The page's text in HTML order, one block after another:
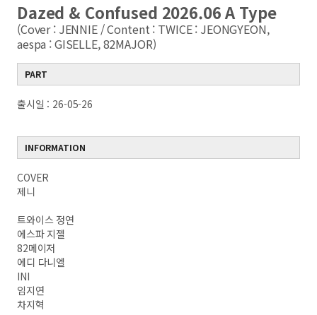
Dazed & Confused 2026.06 A Type
(Cover : JENNIE / Content : TWICE : JEONGYEON,
aespa : GISELLE, 82MAJOR)
PART
출시일 : 26-05-26
INFORMATION
COVER
제니
트와이스 정연
에스파 지젤
82메이저
에디 다니엘
INI
임지연
차지혁